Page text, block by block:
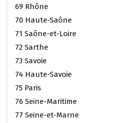
69 Rhône
70 Haute-Saône
71 Saône-et-Loire
72 Sarthe
73 Savoie
74 Haute-Savoie
75 Paris
76 Seine-Maritime
77 Seine-et-Marne